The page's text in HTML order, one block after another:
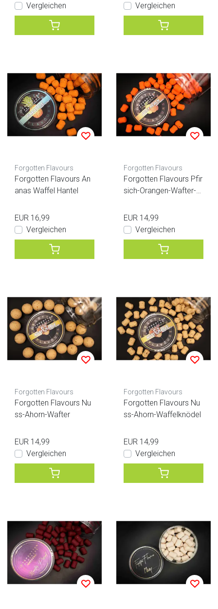
Vergleichen
Vergleichen
Forgotten Flavours
Forgotten Flavours An
anas Waffel Hantel
EUR 16,99
Vergleichen
Forgotten Flavours
Forgotten Flavours Pfir
sich-Orangen-Wafter-H
EUR 14,99
Vergleichen
Forgotten Flavours
Forgotten Flavours Nu
ss-Ahorn-Wafter
EUR 14,99
Vergleichen
Forgotten Flavours
Forgotten Flavours Nu
ss-Ahorn-Waffelknödel
EUR 14,99
Vergleichen